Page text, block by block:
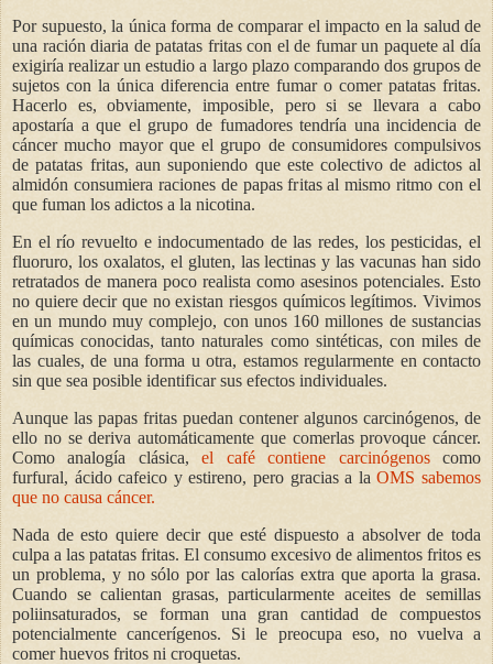
Por supuesto, la única forma de comparar el impacto en la salud de
una ración diaria de patatas fritas con el de fumar un paquete al día
exigiría realizar un estudio a largo plazo comparando dos grupos de
sujetos con la única diferencia entre fumar o comer patatas fritas.
Hacerlo es, obviamente, imposible, pero si se llevara a cabo
apostaría a que el grupo de fumadores tendría una incidencia de
cáncer mucho mayor que el grupo de consumidores compulsivos
de patatas fritas, aun suponiendo que este colectivo de adictos al
almidón consumiera raciones de papas fritas al mismo ritmo con el
que fuman los adictos a la nicotina.
En el río revuelto e indocumentado de las redes, los pesticidas, el
fluoruro, los oxalatos, el gluten, las lectinas y las vacunas han sido
retratados de manera poco realista como asesinos potenciales. Esto
no quiere decir que no existan riesgos químicos legítimos. Vivimos
en un mundo muy complejo, con unos 160 millones de sustancias
químicas conocidas, tanto naturales como sintéticas, con miles de
las cuales, de una forma u otra, estamos regularmente en contacto
sin que sea posible identificar sus efectos individuales.
Aunque las papas fritas puedan contener algunos carcinógenos, de
ello no se deriva automáticamente que comerlas provoque cáncer.
Como analogía clásica,el café contiene carcinógenoscomo
furfural, ácido cafeico y estireno, pero gracias a laOMS sabemos
que no causa cáncer.
Nada de esto quiere decir que esté dispuesto a absolver de toda
culpa a las patatas fritas. El consumo excesivo de alimentos fritos es
un problema, y no sólo por las calorías extra que aporta la grasa.
Cuando se calientan grasas, particularmente aceites de semillas
poliinsaturados, se forman una gran cantidad de compuestos
potencialmente cancerígenos. Si le preocupa eso, no vuelva a
comer huevos fritos ni croquetas.